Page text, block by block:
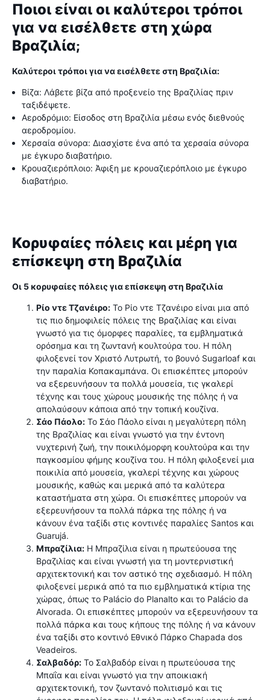
Ποιοι είναι οι καλύτεροι τρόποι
για να εισέλθετε στη χώρα
Βραζιλία;
Καλύτεροι τρόποι για να εισέλθετε στη Βραζιλία:
Βίζα: Λάβετε βίζα από προξενείο της Βραζιλίας πριν
ταξιδέψετε.
Αεροδρόμιο: Είσοδος στη Βραζιλία μέσω ενός διεθνούς
αεροδρομίου.
Χερσαία σύνορα: Διασχίστε ένα από τα χερσαία σύνορα
με έγκυρο διαβατήριο.
Κρουαζιερόπλοιο: Άφιξη με κρουαζιερόπλοιο με έγκυρο
διαβατήριο.
Κορυφαίες πόλεις και μέρη για
επίσκεψη στη Βραζιλία
Οι 5 κορυφαίες πόλεις για επίσκεψη στη Βραζιλία
Ρίο ντε Τζανέιρο: Το Ρίο ντε Τζανέιρο είναι μια από
τις πιο δημοφιλείς πόλεις της Βραζιλίας και είναι
γνωστό για τις όμορφες παραλίες, τα εμβληματικά
ορόσημα και τη ζωντανή κουλτούρα του. Η πόλη
φιλοξενεί τον Χριστό Λυτρωτή, το βουνό Sugarloaf και
την παραλία Κοπακαμπάνα. Οι επισκέπτες μπορούν
να εξερευνήσουν τα πολλά μουσεία, τις γκαλερί
τέχνης και τους χώρους μουσικής της πόλης ή να
απολαύσουν κάποια από την τοπική κουζίνα.
Σάο Πάολο: Το Σάο Πάολο είναι η μεγαλύτερη πόλη
της Βραζιλίας και είναι γνωστό για την έντονη
νυχτερινή ζωή, την ποικιλόμορφη κουλτούρα και την
παγκοσμίου φήμης κουζίνα του. Η πόλη φιλοξενεί μια
ποικιλία από μουσεία, γκαλερί τέχνης και χώρους
μουσικής, καθώς και μερικά από τα καλύτερα
καταστήματα στη χώρα. Οι επισκέπτες μπορούν να
εξερευνήσουν τα πολλά πάρκα της πόλης ή να
κάνουν ένα ταξίδι στις κοντινές παραλίες Santos και
Guarujá.
Μπραζίλια: Η Μπραζίλια είναι η πρωτεύουσα της
Βραζιλίας και είναι γνωστή για τη μοντερνιστική
αρχιτεκτονική και τον αστικό της σχεδιασμό. Η πόλη
φιλοξενεί μερικά από τα πιο εμβληματικά κτίρια της
χώρας, όπως το Palácio do Planalto και το Palácio da
Alvorada. Οι επισκέπτες μπορούν να εξερευνήσουν τα
πολλά πάρκα και τους κήπους της πόλης ή να κάνουν
ένα ταξίδι στο κοντινό Εθνικό Πάρκο Chapada dos
Veadeiros.
Σαλβαδόρ: Το Σαλβαδόρ είναι η πρωτεύουσα της
Μπαΐα και είναι γνωστό για την αποικιακή
αρχιτεκτονική, τον ζωντανό πολιτισμό και τις